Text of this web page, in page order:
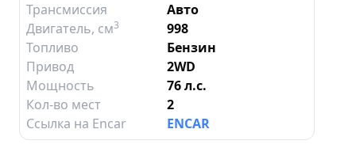
Трансмиссия
Авто
Двигатель, см3
998
Топливо
Бензин
Привод
2WD
Мощность
76 л.с.
Кол-во мест
2
Ссылка на Encar
ENCAR